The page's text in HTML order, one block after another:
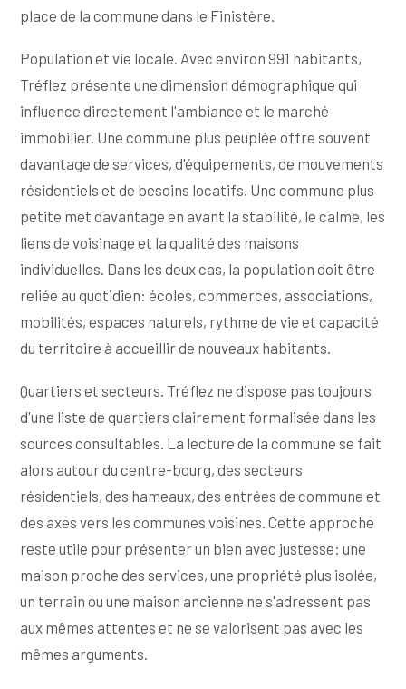
place de la commune dans le Finistère.
Population et vie locale. Avec environ 991 habitants,
Tréflez présente une dimension démographique qui
influence directement l'ambiance et le marché
immobilier. Une commune plus peuplée offre souvent
davantage de services, d'équipements, de mouvements
résidentiels et de besoins locatifs. Une commune plus
petite met davantage en avant la stabilité, le calme, les
liens de voisinage et la qualité des maisons
individuelles. Dans les deux cas, la population doit être
reliée au quotidien: écoles, commerces, associations,
mobilités, espaces naturels, rythme de vie et capacité
du territoire à accueillir de nouveaux habitants.
Quartiers et secteurs. Tréflez ne dispose pas toujours
d'une liste de quartiers clairement formalisée dans les
sources consultables. La lecture de la commune se fait
alors autour du centre-bourg, des secteurs
résidentiels, des hameaux, des entrées de commune et
des axes vers les communes voisines. Cette approche
reste utile pour présenter un bien avec justesse: une
maison proche des services, une propriété plus isolée,
un terrain ou une maison ancienne ne s'adressent pas
aux mêmes attentes et ne se valorisent pas avec les
mêmes arguments.